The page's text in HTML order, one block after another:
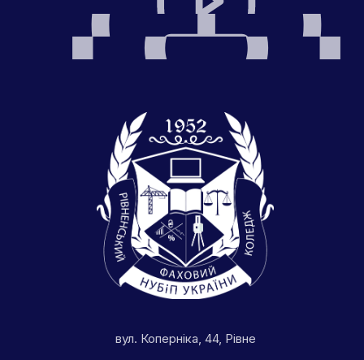
вул. Коперніка, 44, Рівне